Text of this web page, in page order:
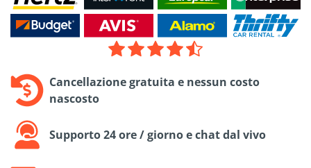
Cancellazione gratuita e nessun costo
nascosto
Supporto 24 ore / giorno e chat dal vivo